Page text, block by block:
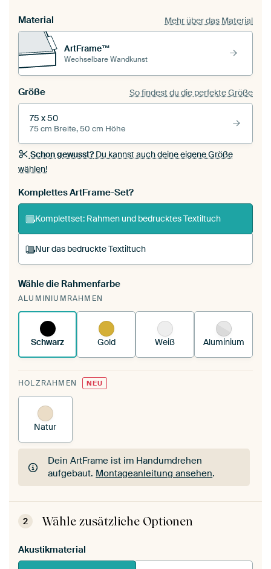
Material Mehr über das Material
ArtFrame™
Wechselbare Wandkunst
Größe So findest du die perfekte Größe
75 x 50
75 cm Breite, 50 cm Höhe
Schon gewusst?Du kannst auch deine eigene Größe
wählen!
Komplettes ArtFrame-Set?
Komplettset: Rahmen und bedrucktes Textiltuch
Nur das bedruckte Textiltuch
Du spannst einen wechselbaren Textiltuch in
deinen vorhandenen ArtFrame™.
funktioniert es.
Wähle die Rahmenfarbe
ALUMINIUMRAHMEN
Schwarz Gold Weiß Aluminium
HOLZRAHMEN NEU
Natur
Dein ArtFrame ist im Handumdrehen
aufgebaut. Montageanleitung ansehen.
Dein ArtFrame ist im Handumdrehen
aufgebaut.Montageanleitung ansehen
2 Wähle zusätzliche Optionen
Akustikmaterial